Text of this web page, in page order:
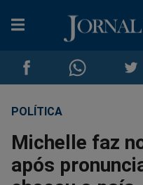
Compartilhar
no
Compartilhar
no
no
POLÍTICA
Michelle faz
após